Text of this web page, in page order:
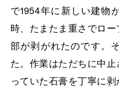
で1954年に新しい建物
時、たまたま重さでロ
部が剥がれたのです。
た。作業はただちに中
っていた石膏を丁寧に